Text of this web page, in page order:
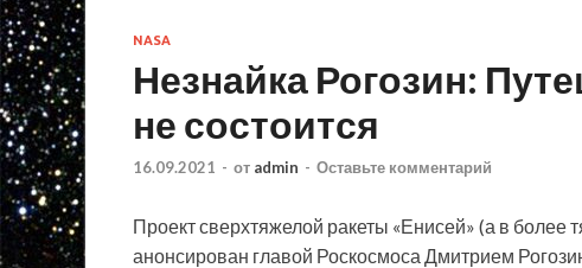
NASA
Незнайка Рогозин:
не состоится
16.09.2021 - от admin - Оставьте комментарий
Проект сверхтяжелой ракеты «Енисей» (а в более
анонсирован главой Роскосмоса Дмитрием